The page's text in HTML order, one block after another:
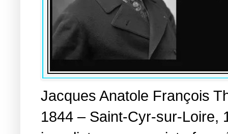
Jacques Anatole François
1844 – Saint-Cyr-sur-Loire,